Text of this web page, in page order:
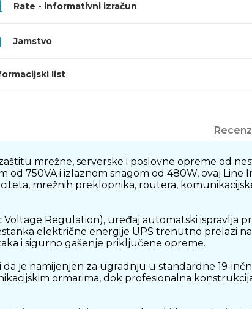
Rate - informativni izračun
Jamstvo
list
mrežne, serverske i poslovne opreme od
750VA i izlaznom snagom od 480W, ovaj Line
mrežnih preklopnika, routera,
Regulation), uređaj automatski ispravlja
električne energije UPS trenutno prelazi
i sigurno gašenje priključene opreme.
je namijenjen za ugradnju u standardne 19-
ormarima, dok profesionalna